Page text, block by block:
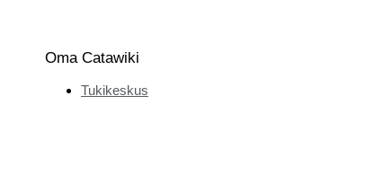
Oma Catawiki
Tukikeskus